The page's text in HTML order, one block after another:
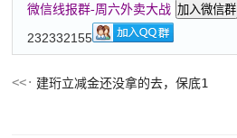
微信线报群-周六外卖大战 加入微信群
232332155
建珩立减金还没拿的去，保底1